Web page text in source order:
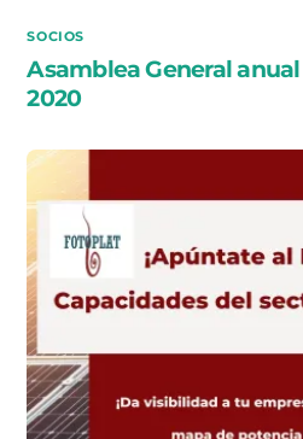
SOCIOS
Asamblea General anual
2020